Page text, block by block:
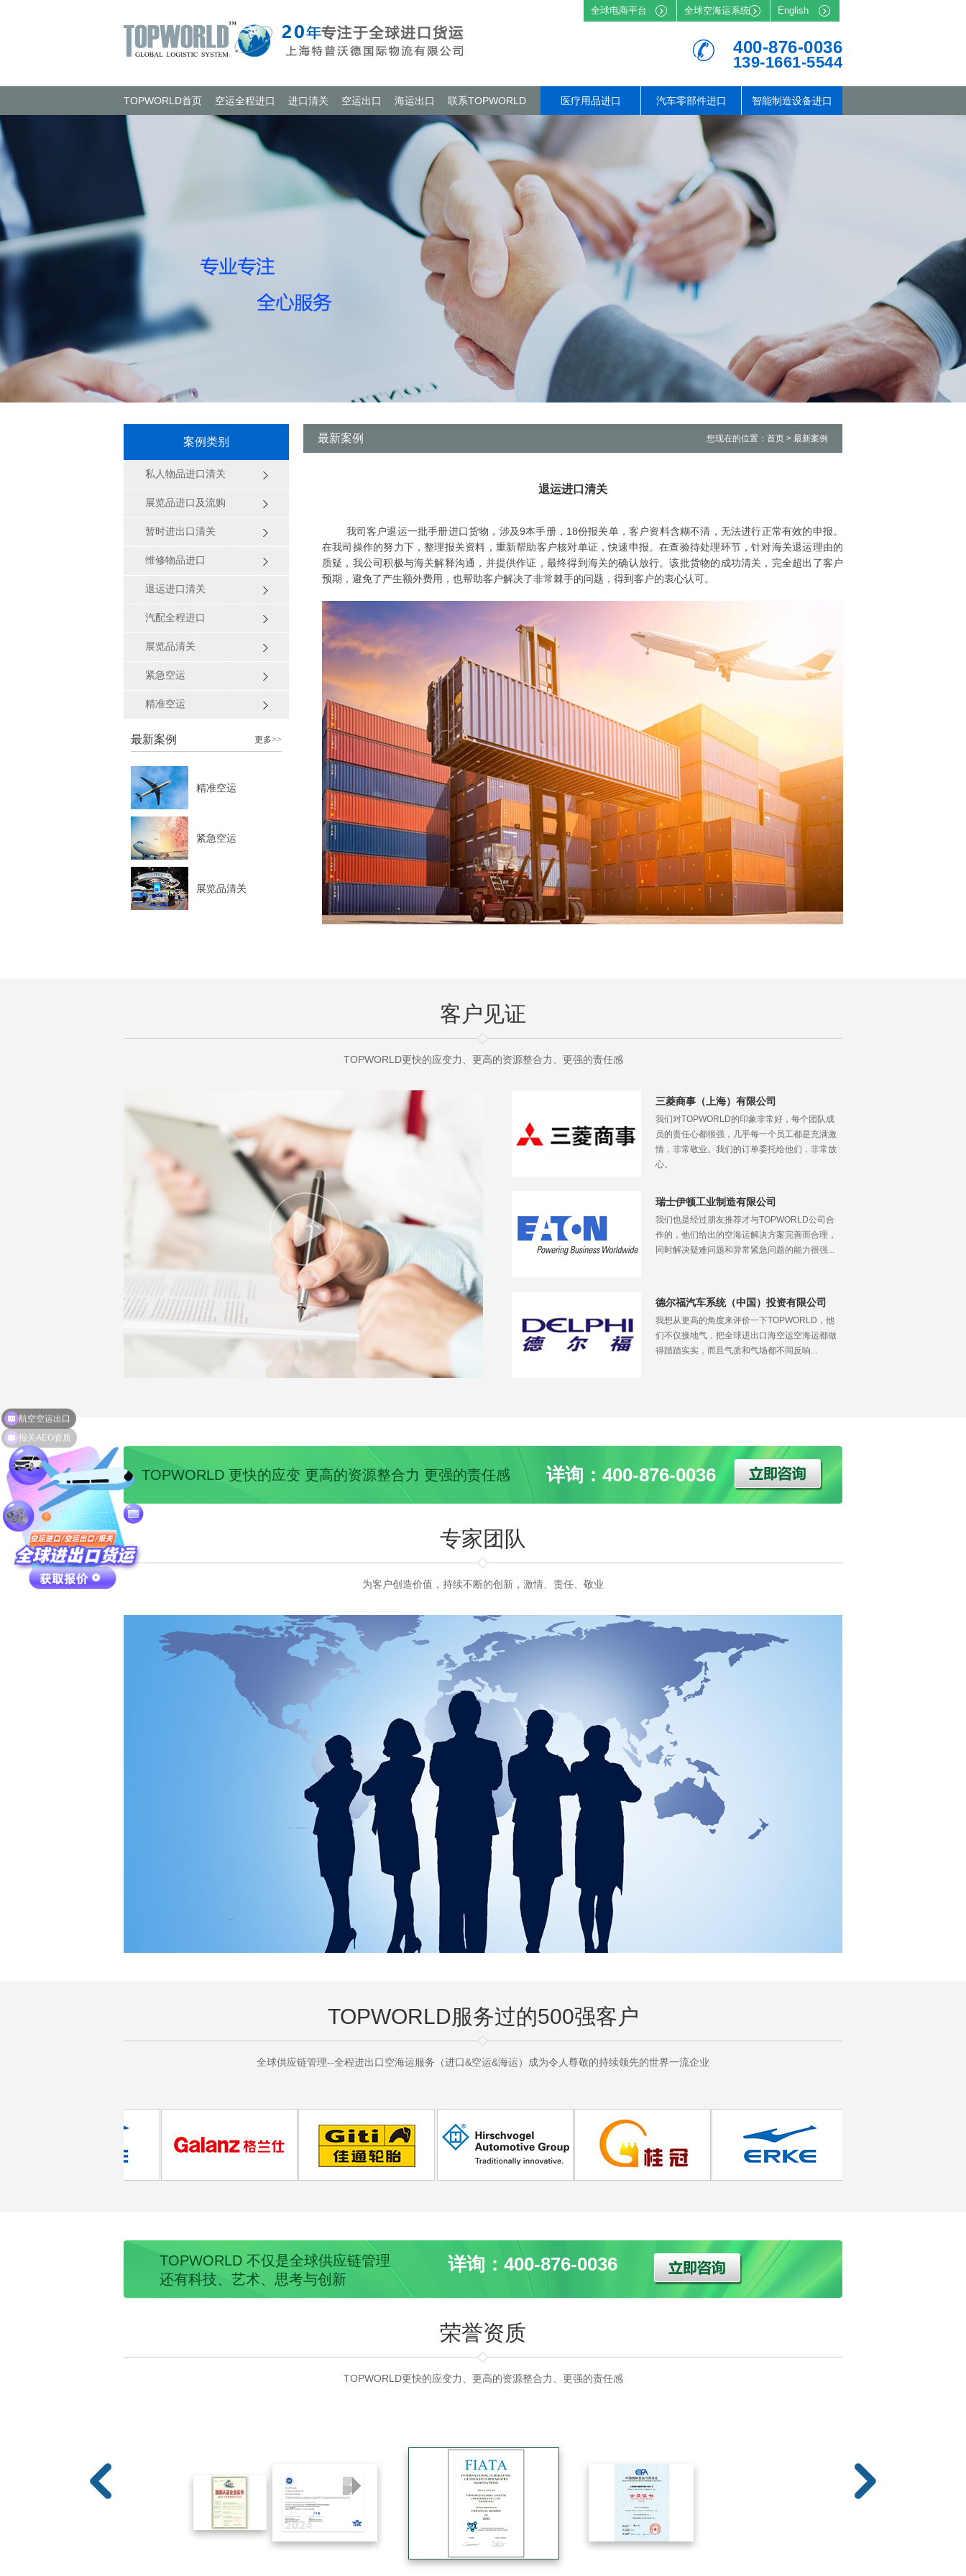
全球电商平台 全球空海运系统 English
400-876-0036
139-1661-5544
TOPWORLD首页 空运全程进口 进口清关 空运出口 海运出口 联系TOPWORLD 医疗用品进口 汽车零部件进口 智能制造设备进口
案例类别
私人物品进口清关
展览品进口及流购
暂时进出口清关
维修物品进口
退运进口清关
汽配全程进口
展览品清关
紧急空运
精准空运
最新案例 更多>>
精准空运
紧急空运
展览品清关
最新案例 您现在的位置：首页 > 最新案例
退运进口清关
我司客户退运一批手册进口货物，涉及9本手册，18份报关单，客户资料含糊不清，无法进行正常有效的申报。
在我司操作的努力下，整理报关资料，重新帮助客户核对单证，快速申报。在查验待处理环节，针对海关退运理由的
质疑，我公司积极与海关解释沟通，并提供作证，最终得到海关的确认放行。该批货物的成功清关，完全超出了客户
预期，避免了产生额外费用，也帮助客户解决了非常棘手的问题，得到客户的衷心认可。
客户见证
TOPWORLD更快的应变力、更高的资源整合力、更强的责任感
三菱商事（上海）有限公司
我们对TOPWORLD的印象非常好，每个团队成
员的责任心都很强，几乎每一个员工都是充满激
情，非常敬业。我们的订单委托给他们，非常放
心。
瑞士伊顿工业制造有限公司
我们也是经过朋友推荐才与TOPWORLD公司合
作的，他们给出的空海运解决方案完善而合理，
同时解决疑难问题和异常紧急问题的能力很强...
德尔福汽车系统（中国）投资有限公司
我想从更高的角度来评价一下TOPWORLD，他
们不仅接地气，把全球进出口海空运空海运都做
得踏踏实实，而且气质和气场都不同反响...
TOPWORLD 更快的应变 更高的资源整合力 更强的责任感 详询：400-876-0036
专家团队
为客户创造价值，持续不断的创新，激情、责任、敬业
TOPWORLD服务过的500强客户
全球供应链管理--全程进出口空海运服务（进口&空运&海运）成为令人尊敬的持续领先的世界一流企业
TOPWORLD 不仅是全球供应链管理
还有科技、艺术、思考与创新
详询：400-876-0036
荣誉资质
TOPWORLD更快的应变力、更高的资源整合力、更强的责任感
报关AEO资质